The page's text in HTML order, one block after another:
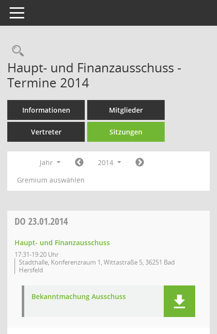
Toggle navigation
Rechercheauswahl
Haupt- und Finanzausschuss -
Termine 2014
Informationen Mitglieder
Vertreter Sitzungen
Jahr
2014
Gremium auswählen
DO 23.01.2014
Haupt- und Finanzausschuss
17:31-19:20 Uhr
Stadthalle, Konferenzraum 1, Wittastraße 5, 36251 Bad
Hersfeld
Bekanntmachung Ausschuss